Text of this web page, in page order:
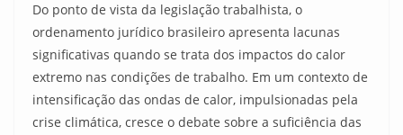
Do ponto de vista da legislação trabalhista, o
ordenamento jurídico brasileiro apresenta lacunas
significativas quando se trata dos impactos do calor
extremo nas condições de trabalho. Em um contexto de
intensificação das ondas de calor, impulsionadas pela
crise climática, cresce o debate sobre a suficiência das